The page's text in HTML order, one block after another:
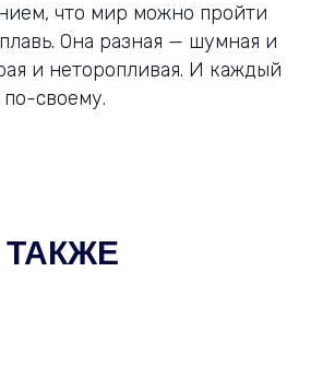
что мир можно пройти
Она разная — шумная и
и неторопливая. И каждый
по-своему.